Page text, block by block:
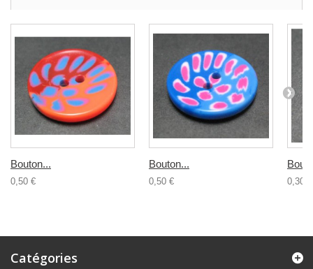
Bouton...
0,50 €
Bouton...
0,50 € 0,30 €
Catégories